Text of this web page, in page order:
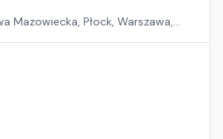
Mazowiecka, Płock, Warszawa,